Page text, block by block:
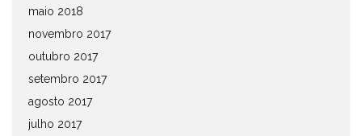
maio 2018
novembro 2017
outubro 2017
setembro 2017
agosto 2017
julho 2017